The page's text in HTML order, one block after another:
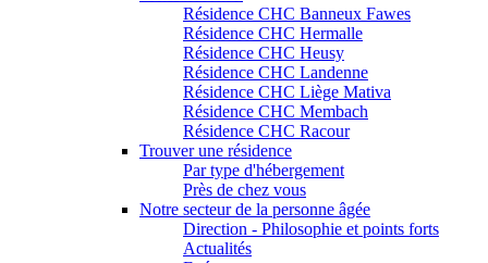
Résidence CHC Banneux Fawes
Résidence CHC Hermalle
Résidence CHC Heusy
Résidence CHC Landenne
Résidence CHC Liège Mativa
Résidence CHC Membach
Résidence CHC Racour
Trouver une résidence
Par type d'hébergement
Près de chez vous
Notre secteur de la personne âgée
Direction - Philosophie et points forts
Actualités